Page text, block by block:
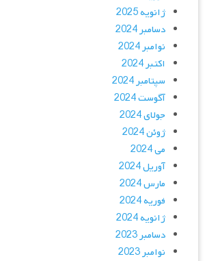
ژانویه 2025
دسامبر 2024
نوامبر 2024
اکتبر 2024
سپتامبر 2024
آگوست 2024
جولای 2024
ژوئن 2024
می 2024
آوریل 2024
مارس 2024
فوریه 2024
ژانویه 2024
دسامبر 2023
نوامبر 2023